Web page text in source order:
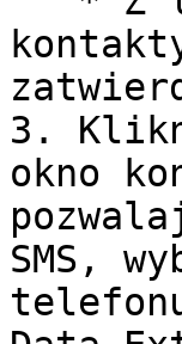
3.
okno
SMS,